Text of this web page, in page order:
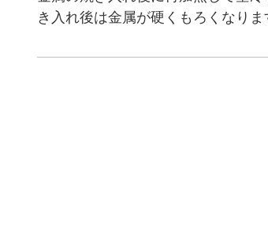
き入れ後は金属が硬くもろくなり